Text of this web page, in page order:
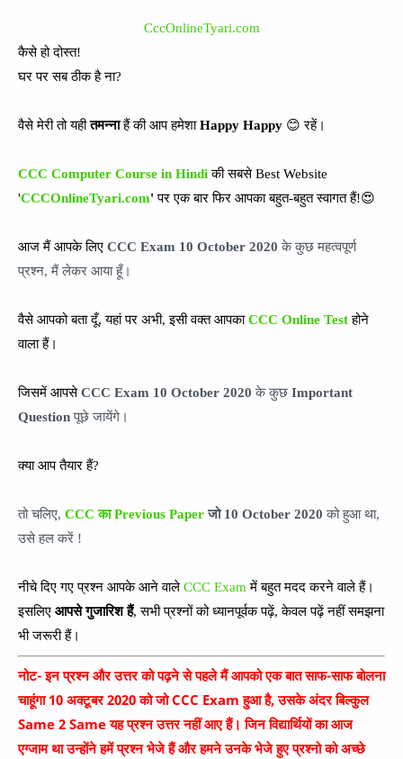
CccOnlineTyari.com
कैसे हो दोस्त!
घर पर सब ठीक है ना?
वैसे मेरी तो यहीतमन्नाहैं की आप हमेशाHappy Happy 😊 रहें।
CCC Computer Course in Hindiकी सबसे Best Website
'CCCOnlineTyari.com' पर एक बार फिर आपका बहुत-बहुत स्वागत हैं!😍
आज मैं आपके लिए CCC Exam 10 October 2020 के कुछ महत्वपूर्ण
प्रश्न, मैं लेकर आया हूँ।
वैसे आपको बता दूँ,यहां पर अभी, इसी वक्त आपकाCCC Online Testहोने
वाला हैं।
जिसमें आपसेCCC Exam 10 October 2020 के कुछ Important
Questionपूछे जायेंगे।
क्या आप तैयार हैं?
तो चलिए, CCC का Previous Paperजो10 October 2020 को हुआ था,
उसे हल करें !
नीचे दिए गए प्रश्न आपके आने वाले CCC Examमें बहुत मदद करने वाले हैं।
इसलिए आपसे गुजारिश हैं, सभी प्रश्नों को ध्यानपूर्वक पढ़ें, केवल पढ़ें नहीं समझना
भी जरूरी हैं।
नोट- इन प्रश्न और उत्तर को पढ़ने से पहले मैं आपको एक बात साफ-साफ बोलना
चाहूंगा 10 अक्टूबर 2020 को जो CCC Exam हुआ है, उसके अंदर बिल्कुल
Same 2 Same यह प्रश्न उत्तर नहीं आए हैं। जिन विद्यार्थियों का आज
एग्जाम था उन्होंने हमें प्रश्न भेजे हैं और हमने उनके भेजे हुए प्रश्नो को अच्छे